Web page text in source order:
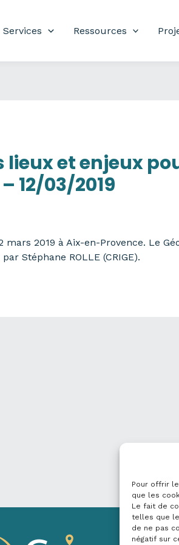
Pour offrir
que les
Le fait de
telles que
de ne pas
négatif sur
Services Ressources
lieux et enjeux
12/03/2019
2019 à Aix-en-Provence. Le
Stéphane ROLLE (CRIGE).